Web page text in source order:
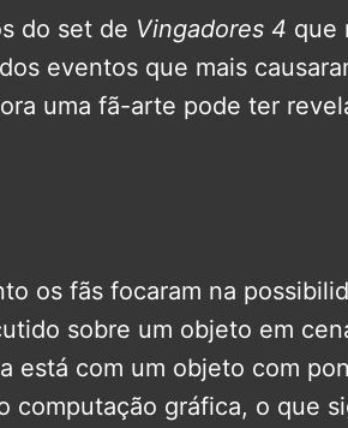
do set de Vingadores 4 que
eventos que mais
uma fã-arte pode ter
os fãs focaram na
sobre um objeto em
está com um objeto com
computação gráfica, o que